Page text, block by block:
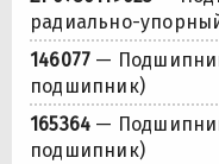
радиально-
146077 —
подшипник)
165364 —
подшипник)